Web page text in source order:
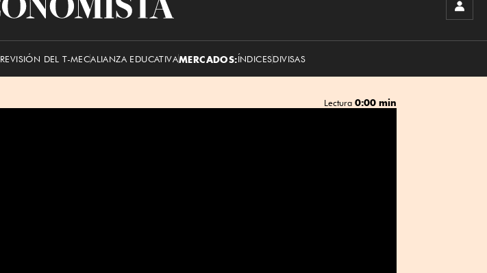
El
REVISIÓN DEL T-MECALIANZA EDUCATIVAMERCADOS:ÍNDICESDIVISAS
Lectura 0:00 min